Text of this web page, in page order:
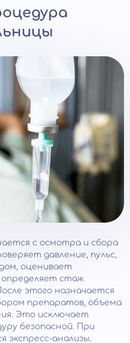
с осмотра и сбора
давление, пульс,
оценивает
стаж
этого назначается
препаратов, объема
Это исключает
безопасной. При
экспресс-анализы.